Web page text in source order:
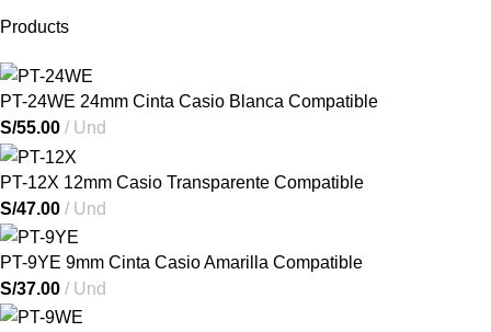
Products
PT-24WE 24mm Cinta Casio Blanca Compatible
S/55.00 Und
PT-12X 12mm Casio Transparente Compatible
S/47.00 Und
PT-9YE 9mm Cinta Casio Amarilla Compatible
S/37.00 Und